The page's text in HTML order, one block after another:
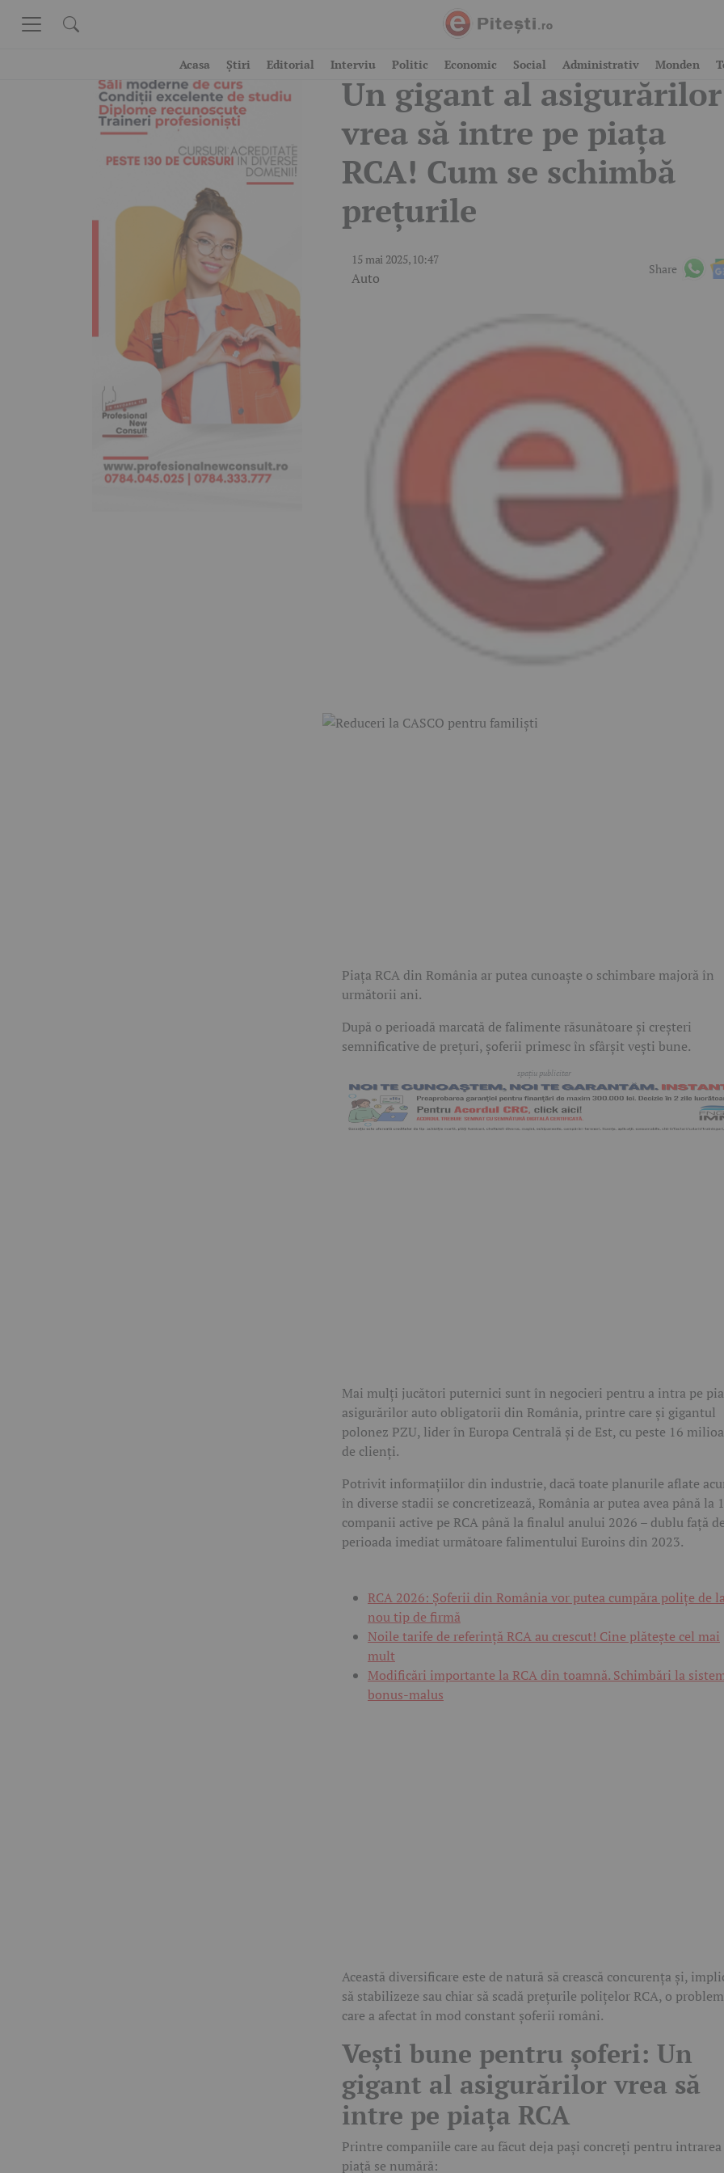
Acasa Știri Editorial Interviu Politic Economic Social Administrativ Monden
Vești bune pentru șoferi:
Un gigant al asigurărilor
vrea să intre pe piața
RCA! Cum se schimbă
prețurile
15 mai 2025, 10:47
Auto
Share
Piața RCA din România ar putea cunoaște o schimbare majoră în
următorii ani.
După o perioadă marcată de falimente răsunătoare și creșteri
semnificative de prețuri, șoferii primesc în sfârșit vești bune.
Mai mulți jucători puternici sunt în negocieri pentru a intra pe
asigurărilor auto obligatorii din România, printre care și gigantul
polonez PZU, lider în Europa Centrală și de Est, cu peste 16
de clienți.
Potrivit informațiilor din industrie, dacă toate planurile aflate
în diverse stadii se concretizează, România ar putea avea până la
companii active pe RCA până la finalul anului 2026 – dublu față de
perioada imediat următoare falimentului Euroins din 2023.
RCA 2026: Șoferii din România vor putea cumpăra polițe de
nou tip de firmă
Noile tarife de referință RCA au crescut! Cine plătește cel mai
mult
Modificări importante la RCA din toamnă. Schimbări la
bonus-malus
Această diversificare este de natură să crească concurența și,
să stabilizeze sau chiar să scadă prețurile polițelor RCA, o
care a afectat în mod constant șoferii români.
Vești bune pentru șoferi: Un
gigant al asigurărilor vrea să
intre pe piața RCA
Printre companiile care au făcut deja pași concreți pentru intrarea
piață se numără: